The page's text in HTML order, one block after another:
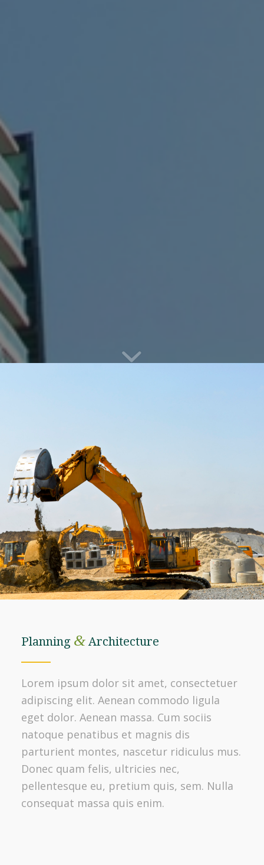
Planning &Architecture
Lorem ipsum dolor sit amet, consectetuer
adipiscing elit. Aenean commodo ligula
eget dolor. Aenean massa. Cum sociis
natoque penatibus et magnis dis
parturient montes, nascetur ridiculus mus.
Donec quam felis, ultricies nec,
pellentesque eu, pretium quis, sem. Nulla
consequat massa quis enim.